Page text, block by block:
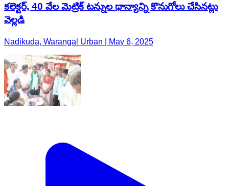
కలెక్టర్, 40 వేల మెట్రిక్ టన్నుల ధాన్యాన్ని కొనుగోలు చేసినట్లు
వెల్లడి
Nadikuda, Warangal Urban | May 6, 2025